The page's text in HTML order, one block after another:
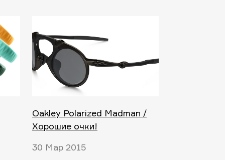
Oakley Polarized Madman /
Хорошие очки!
30 Мар 2015